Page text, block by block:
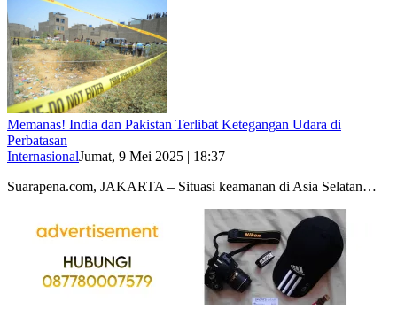
Memanas! India dan Pakistan Terlibat Ketegangan Udara di
Perbatasan
InternasionalJumat, 9 Mei 2025 | 18:37
Suarapena.com, JAKARTA – Situasi keamanan di Asia Selatan…